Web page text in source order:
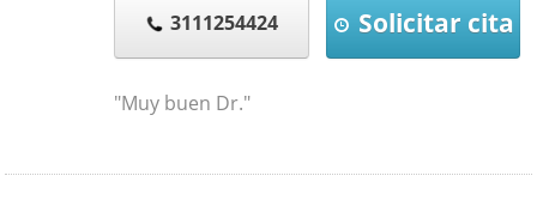
3111254424 Solicitar cita
"Muy buen Dr."